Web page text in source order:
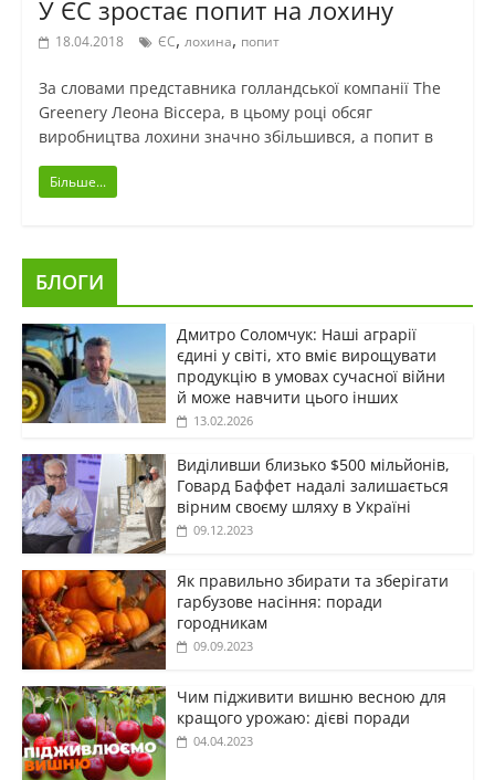
У ЄС зростає попит на лохину
18.04.2018 ЄС, лохина, попит
За словами представника голландської компанії The
Greenery Леона Віссера, в цьому році обсяг
виробництва лохини значно збільшився, а попит в
Більше...
БЛОГИ
Дмитро Соломчук: Наші аграрії
єдині у світі, хто вміє вирощувати
продукцію в умовах сучасної війни
й може навчити цього інших
13.02.2026
Виділивши близько $500 мільйонів,
Говард Баффет надалі залишається
вірним своєму шляху в Україні
09.12.2023
Як правильно збирати та зберігати
гарбузове насіння: поради
городникам
09.09.2023
Чим підживити вишню весною для
кращого урожаю: дієві поради
04.04.2023